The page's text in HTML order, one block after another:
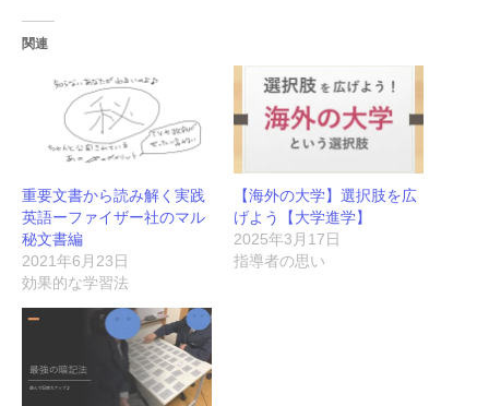
関連
重要文書から読み解く実践
英語ーファイザー社のマル
秘文書編
2021年6月23日
効果的な学習法
【海外の大学】選択肢を広
げよう【大学進学】
2025年3月17日
指導者の思い